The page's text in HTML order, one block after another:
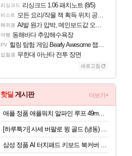
리싱크드 리싱크드 1.06 패치노트 (8/5)
비스트 모든 요리/작물 책 획득 위치 공략 (36개) - 미식가 도전과제
해외겜 AI발 원가 압박, 메인보드값 오르나
여행 동해바다 추암해수욕장
PV 힐링 탐험 게임 Bearly Awesome 챕터 1 트레일러
섭컬겜 무한대 아난타 전투 장면
새로고침
핫딜 게시판 더보기+